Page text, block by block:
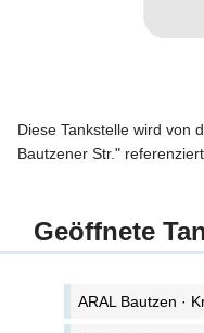
Diese Tankstelle wird von
Bautzener Str."
Geöffnete
ARAL Bautzen ·